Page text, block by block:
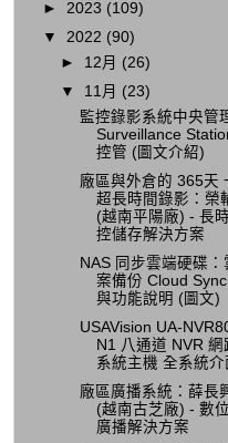
► 2023 (109)
▼ 2022 (90)
► 12月 (26)
▼ 11月 (23)
監控錄影系統中央管
Surveillance
控管 (圖文介紹)
廠區與外倉的 365天
超長時間錄影：榮
(越南平陽廠) - 長
控儲存解決方案
NAS 同步雲端硬碟：
案備份 Cloud
與功能說明 (圖文)
USAVision UA-
N1 八通道 NVR 網
系統主機 全系統介
廠區廣播系統：薛長
(越南古芝廠) - 數
廣播解決方案